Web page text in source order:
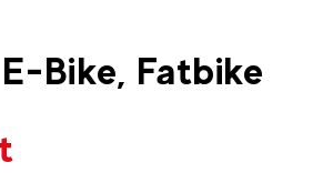
Bike, Fatbike